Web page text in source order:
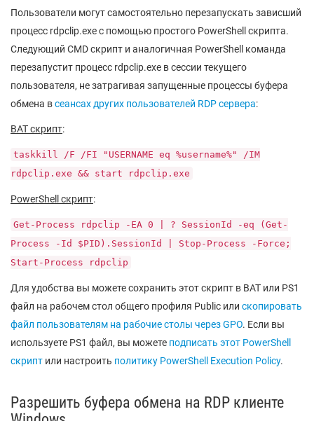
Пользователи могут самостоятельно перезапускать зависший
процесс rdpclip.exe с помощью простого PowerShell скрипта.
Следующий CMD скрипт и аналогичная PowerShell команда
перезапустит процесс rdpclip.exe в сессии текущего
пользователя, не затрагивая запущенные процессы буфера
обмена всеансах других пользователей RDP сервера:
BAT скрипт:
taskkill /F /FI "USERNAME eq %username%" /IM
rdpclip.exe && start rdpclip.exe
PowerShell скрипт:
Get-Process rdpclip -EA 0 | ? SessionId -eq (Get-
Process -Id $PID).SessionId | Stop-Process -Force;
Start-Process rdpclip
Для удобства вы можете сохранить этот скрипт в BAT или PS1
файл на рабочем стол общего профиля Public или скопировать
файл пользователям на рабочие столы через GPO. Если вы
используете PS1 файл, вы можете подписать этот PowerShell
скрипт или настроить политику PowerShell Execution Policy.
Разрешить буфера обмена на RDP клиенте